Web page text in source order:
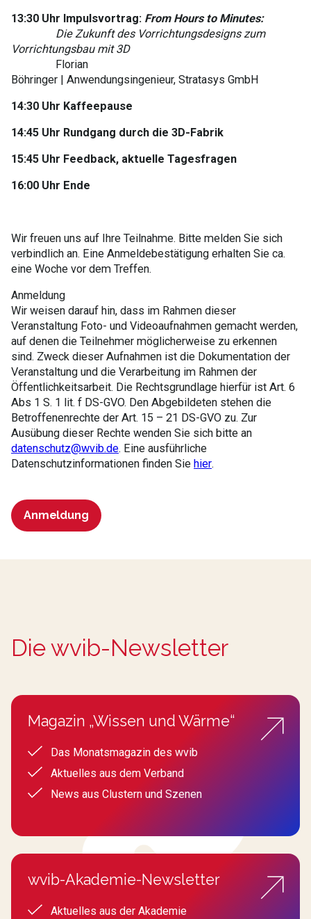
13:30 Uhr Impulsvortrag: From Hours to Minutes:
Die Zukunft des Vorrichtungsdesigns zum
Vorrichtungsbau mit 3D
Florian
Böhringer | Anwendungsingenieur, Stratasys GmbH
14:30 Uhr Kaffeepause
14:45 Uhr Rundgang durch die 3D-Fabrik
15:45 Uhr Feedback, aktuelle Tagesfragen
16:00 Uhr Ende
Wir freuen uns auf Ihre Teilnahme. Bitte melden Sie sich
verbindlich an. Eine Anmeldebestätigung erhalten Sie ca.
eine Woche vor dem Treffen.
Anmeldung
Wir weisen darauf hin, dass im Rahmen dieser
Veranstaltung Foto- und Videoaufnahmen gemacht werden,
auf denen die Teilnehmer möglicherweise zu erkennen
sind. Zweck dieser Aufnahmen ist die Dokumentation der
Veranstaltung und die Verarbeitung im Rahmen der
Öffentlichkeitsarbeit. Die Rechtsgrundlage hierfür ist Art. 6
Abs 1 S. 1 lit. f DS-GVO. Den Abgebildeten stehen die
Betroffenenrechte der Art. 15 – 21 DS-GVO zu. Zur
Ausübung dieser Rechte wenden Sie sich bitte an
datenschutz@wvib.de. Eine ausführliche
Datenschutzinformationen finden Sie hier.
Anmeldung
Die wvib-Newsletter
Magazin „Wissen und Wärme“
Das Monatsmagazin des wvib
Aktuelles aus dem Verband
News aus Clustern und Szenen
wvib-Akademie-Newsletter
Aktuelles aus der Akademie